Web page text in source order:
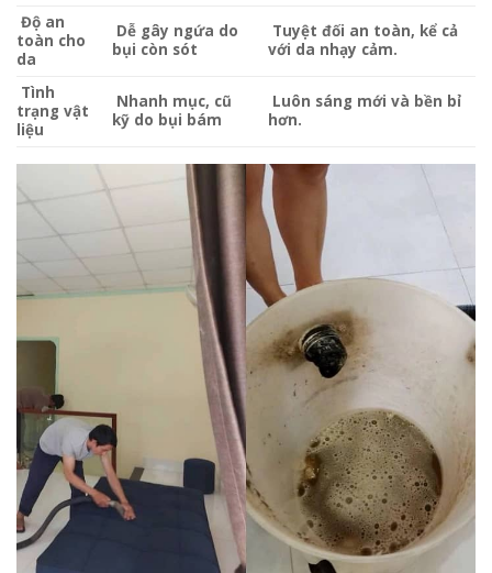
Độ an
toàn cho
da
Dễ gây ngứa do
bụi còn sót
Tuyệt đối an toàn, kể cả
với da nhạy cảm.
Tình
trạng vật
liệu
Nhanh mục, cũ
kỹ do bụi bám
Luôn sáng mới và bền bỉ
hơn.